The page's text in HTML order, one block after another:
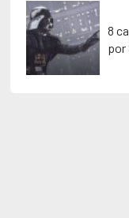
8
por